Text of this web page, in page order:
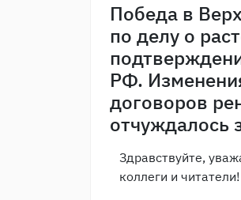
Победа в
по делу о
РФ.
договоров
отчуждалось
Здравствуйте,
коллеги и читатели!